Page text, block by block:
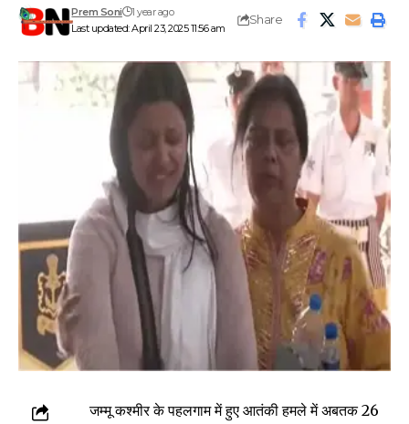
Last updated: April 23, 2025 11:56 am
Prem Soni 1 year ago
Share
जम्मू कश्मीर के पहलगाम में हुए आतंकी हमले में अबतक 26